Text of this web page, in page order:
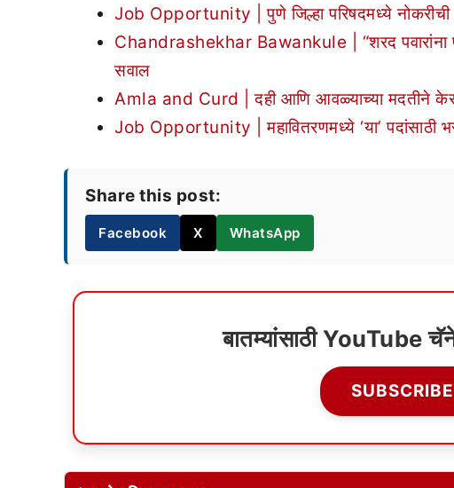
Job Opportunity | पुणे जिल्हा परिषदमध्ये
Chandrashekhar Bawankule | “शरद पवारांना
सवाल
Amla and Curd | दही आणि आवळ्याच्या मदतीने
Job Opportunity | महावितरणमध्ये ‘या’ पदांसाठी
Share this post:
Facebook X WhatsApp
बातम्यांसाठी YouTube